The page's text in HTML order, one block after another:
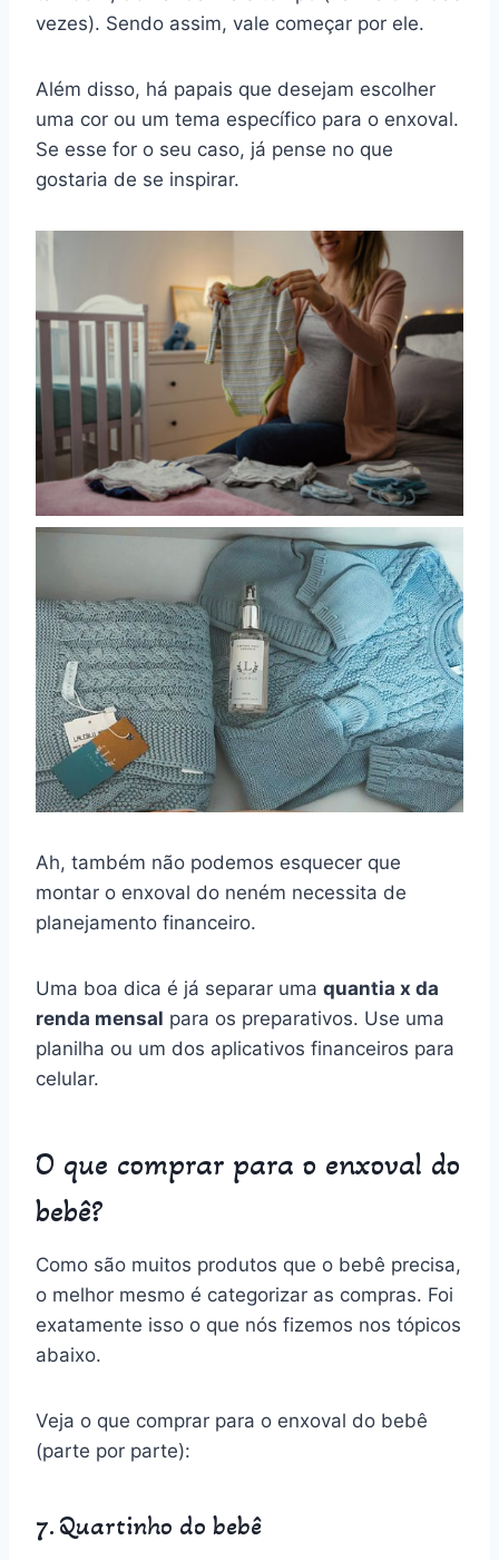
vezes). Sendo assim, vale começar por ele.
Além disso, há papais que desejam escolher
uma cor ou um tema específico para o enxoval.
Se esse for o seu caso, já pense no que
gostaria de se inspirar.
Ah, também não podemos esquecer que
montar o enxoval do neném necessita de
planejamento financeiro.
Uma boa dica é já separar uma quantia x da
renda mensal para os preparativos. Use uma
planilha ou um dos aplicativos financeiros para
celular.
O que comprar para o enxoval do
bebê?
Como são muitos produtos que o bebê precisa,
o melhor mesmo é categorizar as compras. Foi
exatamente isso o que nós fizemos nos tópicos
abaixo.
Veja o que comprar para o enxoval do bebê
(parte por parte):
7. Quartinho do bebê